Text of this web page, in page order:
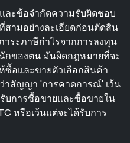
ละข้อจํากัดความรับผิดชอบ
ามอย่างละเอียดก่อนตัดสิน
ระภาษีกําไรจากการลงทุน
กของตน มันผิดกฎหมายที่จะ
อและขายตัวเลือกสินค้า
าสัญญา 'การคาดการณ์' เว้น
บการซื้อขายและซื้อขายใน
หรือเว้นแต่จะได้รับการ